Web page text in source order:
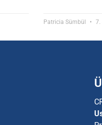
Patricia Sümbül 7.